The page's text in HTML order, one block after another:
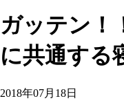
ガッテン！
に共通する
2018年07月18日